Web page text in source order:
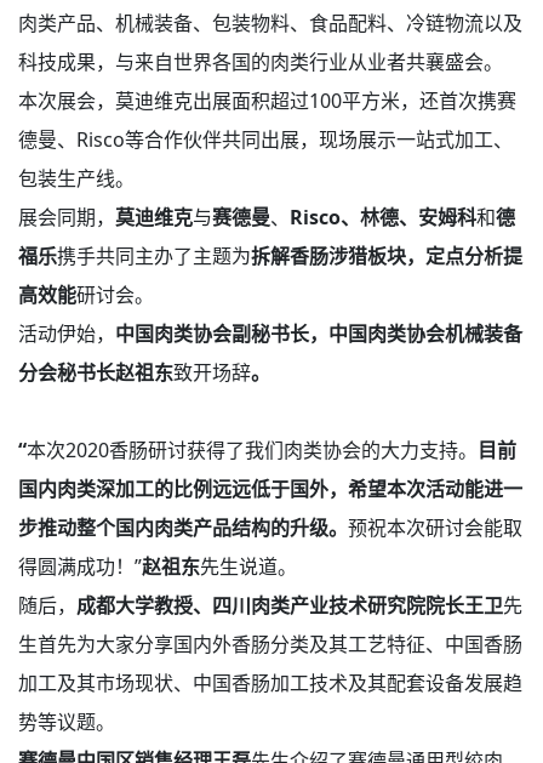
肉类产品、机械装备、包装物料、食品配料、冷链物流以及
科技成果，与来自世界各国的肉类行业从业者共襄盛会。
本次展会，莫迪维克出展面积超过100平方米，还首次携赛
德曼、Risco等合作伙伴共同出展，现场展示一站式加工、
包装生产线。
展会同期， 莫迪维克与赛德曼、 Risco、林德、安姆科和德
福乐携手共同主办了主题为拆解香肠涉猎板块，定点分析提
高效能研讨会。
活动伊始， 中国肉类协会副秘书长，中国肉类协会机械装备
分会秘书长赵祖东致开场辞。
“本次2020香肠研讨获得了我们肉类协会的大力支持。 目前
国内肉类深加工的比例远远低于国外，希望本次活动能进一
步推动整个国内肉类产品结构的升级。 预祝本次研讨会能取
得圆满成功！”赵祖东先生说道。
随后， 成都大学教授、四川肉类产业技术研究院院长王卫先
生首先为大家分享国内外香肠分类及其工艺特征、中国香肠
加工及其市场现状、中国香肠加工技术及其配套设备发展趋
势等议题。